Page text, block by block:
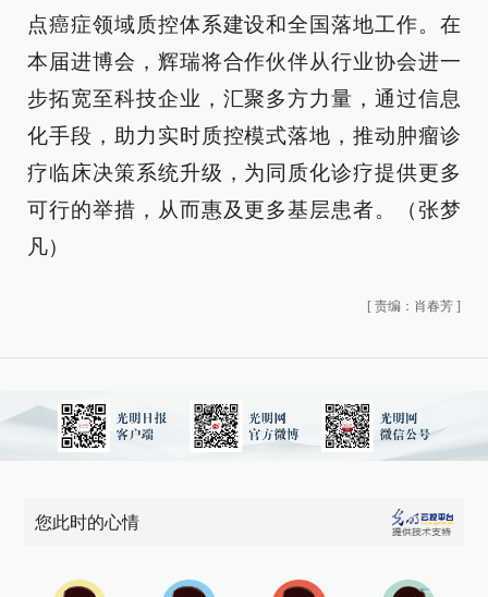
点癌症领域质控体系建设和全国落地工作。在
本届进博会，辉瑞将合作伙伴从行业协会进一
步拓宽至科技企业，汇聚多方力量，通过信息
化手段，助力实时质控模式落地，推动肿瘤诊
疗临床决策系统升级，为同质化诊疗提供更多
可行的举措，从而惠及更多基层患者。（张梦
凡）
[ 责编：肖春芳 ]
您此时的心情